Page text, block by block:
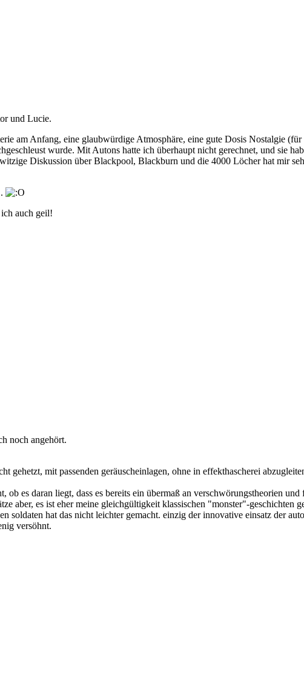
und Lucie.
am Anfang, eine glaubwürdige Atmosphäre, eine gute Dosis Nostalgie
wurde. Mit Autons hatte ich überhaupt nicht gerechnet, und sie
Diskussion über Blackpool, Blackburn und die 4000 Löcher hat mir
auch geil!
noch angehört.
gehetzt, mit passenden geräuscheinlagen, ohne in effekthascherei
es daran liegt, dass es bereits ein übermaß an verschwörungstheorien
aber, es ist eher meine gleichgültigkeit klassischen "monster"-geschichten
soldaten hat das nicht leichter gemacht. einzig der innovative einsatz der
versöhnt.